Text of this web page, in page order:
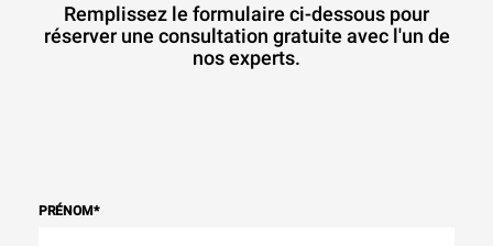
Remplissez le formulaire ci-dessous pour
réserver une consultation gratuite avec l'un de
nos experts.
PRÉNOM*